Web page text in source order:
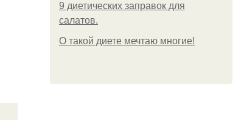
9 диетических заправок для
салатов.
О такой диете мечтаю многие!